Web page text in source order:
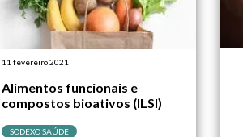
11 fevereiro 2021
Alimentos funcionais e
compostos bioativos (ILSI)
SODEXO SAÚDE